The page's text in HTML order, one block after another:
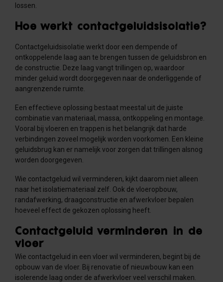
lossen.
Hoe werkt contactgeluidsisolatie?
Contactgeluidsisolatie werkt door een dempende of
ontkoppelende laag aan te brengen tussen de geluidsbron en
de constructie. Deze laag vangt trillingen op, waardoor
minder geluid wordt doorgegeven naar de onderliggende of
aangrenzende ruimte.
Een effectieve oplossing bestaat meestal uit de juiste
combinatie van materiaal, massa, ontkoppeling en montage.
Vooral bij vloeren en trappen is het belangrijk dat harde
verbindingen zoveel mogelijk worden voorkomen. Een kleine
geluidsbrug kan er namelijk voor zorgen dat trillingen alsnog
worden doorgegeven.
Wie contactgeluid wil verminderen, kijkt daarom niet alleen
naar het isolatiemateriaal zelf. Ook de vloeropbouw,
randafwerking, draagconstructie en afwerkvloer bepalen
hoeveel effect de gekozen oplossing heeft.
Contactgeluid verminderen in de
vloer
Wie contactgeluid in een vloer wil verminderen, begint bij de
opbouw van de vloer. Bij renovatie of nieuwbouw kan een
isolerende laag onder de afwerkvloer veel verschil maken.